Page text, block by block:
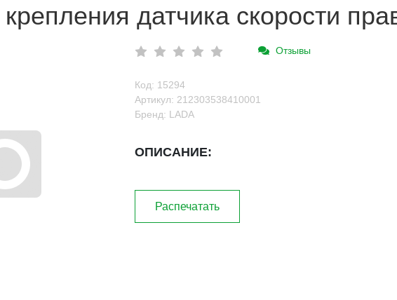
датчика скорости
Отзывы
Код: 15294
Артикул: 212303538410001
Бренд: LADA
ОПИСАНИЕ:
Распечатать